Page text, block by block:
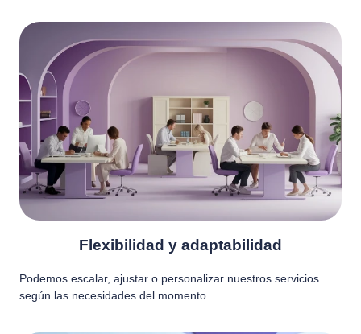
Flexibilidad y adaptabilidad
Podemos escalar, ajustar o personalizar nuestros servicios
según las necesidades del momento.